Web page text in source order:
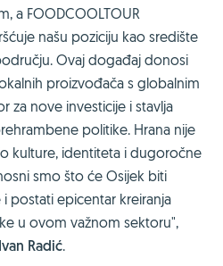
a FOODCOOLTOUR
našu poziciju kao središte
Ovaj događaj donosi
proizvođača s globalnim
za nove investicije i stavlja
politike. Hrana nije
kulture, identiteta i dugoročne
smo što će Osijek biti
postati epicentar kreiranja
u ovom važnom sektoru",
Radić.